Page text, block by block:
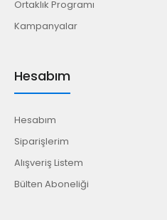
Ortaklık Programı
Kampanyalar
Hesabım
Hesabım
Siparişlerim
Alışveriş Listem
Bülten Aboneliği